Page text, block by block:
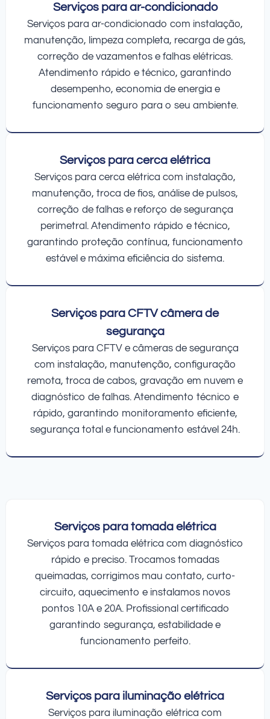
Serviços para ar-condicionado
Serviços para ar-condicionado com instalação,
manutenção, limpeza completa, recarga de gás,
correção de vazamentos e falhas elétricas.
Atendimento rápido e técnico, garantindo
desempenho, economia de energia e
funcionamento seguro para o seu ambiente.
Serviços para cerca elétrica
Serviços para cerca elétrica com instalação,
manutenção, troca de fios, análise de pulsos,
correção de falhas e reforço de segurança
perimetral. Atendimento rápido e técnico,
garantindo proteção contínua, funcionamento
estável e máxima eficiência do sistema.
Serviços para CFTV câmera de
segurança
Serviços para CFTV e câmeras de segurança
com instalação, manutenção, configuração
remota, troca de cabos, gravação em nuvem e
diagnóstico de falhas. Atendimento técnico e
rápido, garantindo monitoramento eficiente,
segurança total e funcionamento estável 24h.
Serviços para tomada elétrica
Serviços para tomada elétrica com diagnóstico
rápido e preciso. Trocamos tomadas
queimadas, corrigimos mau contato, curto-
circuito, aquecimento e instalamos novos
pontos 10A e 20A. Profissional certificado
garantindo segurança, estabilidade e
funcionamento perfeito.
Serviços para iluminação elétrica
Serviços para iluminação elétrica com